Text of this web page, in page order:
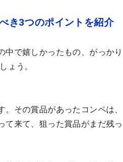
き3つのポイントを紹介
中で嬉しかったもの、がっかり
ょう。
その賞品があったコンペは、
て来て、狙った賞品がまだ残っ